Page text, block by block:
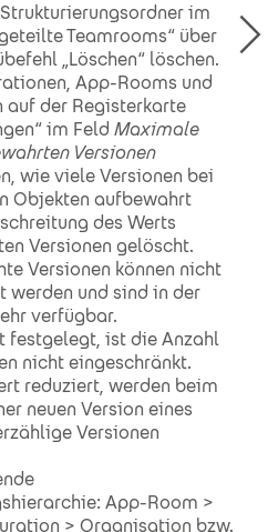
im
Teamrooms“ über
„Löschen“ löschen.
App-Rooms und
auf der Registerkarte
im Feld Maximale
Versionen
wie viele Versionen bei
Objekten aufbewahrt
des Werts
Versionen gelöscht.
Versionen können nicht
werden und sind in der
verfügbar.
festgelegt, ist die Anzahl
nicht eingeschränkt.
reduziert, werden beim
neuen Version eines
Versionen
App-Room >
> Organisation bzw.